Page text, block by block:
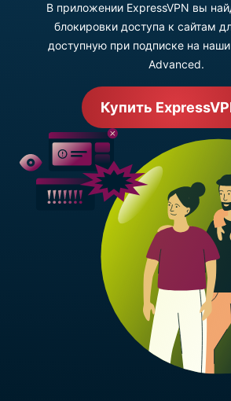
В приложении ExpressVPN вы
блокировки доступа к сайтам
доступную при подписке на
Advanced.
Купить